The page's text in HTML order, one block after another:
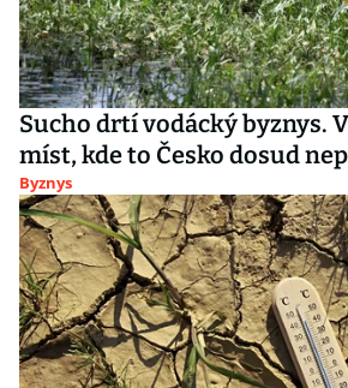
Sucho drtí vodácký byznys.
míst, kde to Česko dosud
Byznys